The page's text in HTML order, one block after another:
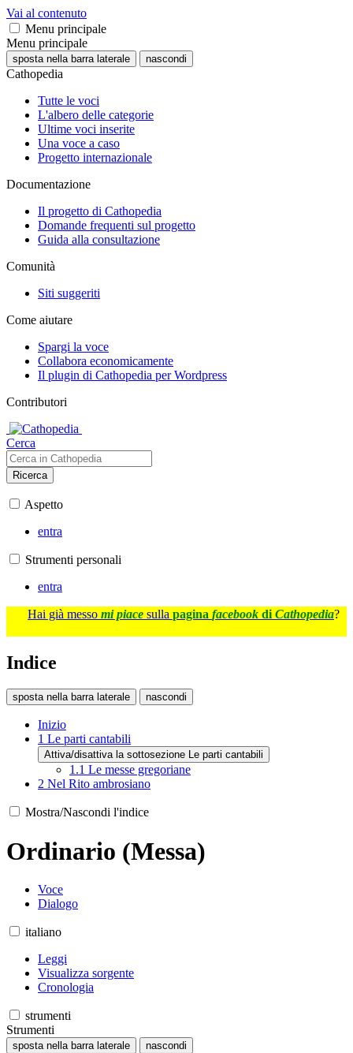
Vai al contenuto
Menu principale
Menu principale
sposta nella barra laterale nascondi
Cathopedia
Tutte le voci
L'albero delle categorie
Ultime voci inserite
Una voce a caso
Progetto internazionale
Documentazione
Il progetto di Cathopedia
Domande frequenti sul progetto
Guida alla consultazione
Comunità
Siti suggeriti
Come aiutare
Spargi la voce
Collabora economicamente
Il plugin di Cathopedia per Wordpress
Contributori
Cerca
Ricerca
Aspetto
entra
Strumenti personali
entra
Hai già messo mi piace sulla pagina facebook di Cathopedia?
Indice
sposta nella barra laterale nascondi
Inizio
1 Le parti cantabili
Attiva/disattiva la sottosezione Le parti cantabili
1.1 Le messe gregoriane
2 Nel Rito ambrosiano
Mostra/Nascondi l'indice
Ordinario (Messa)
Voce
Dialogo
italiano
Leggi
Visualizza sorgente
Cronologia
strumenti
Strumenti
sposta nella barra laterale nascondi